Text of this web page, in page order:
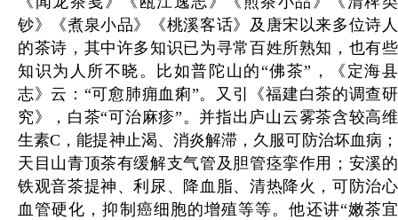
钞》《煮泉小品》《桃溪客话》及唐宋以来多位诗人
的茶诗，其中许多知识已为寻常百姓所熟知，也有些
知识为人所不晓。比如普陀山的“佛茶”，《定海县
志》云：“可愈肺痈血痢”。又引《福建白茶的调查研
究》，白茶“可治麻疹”。并指出庐山云雾茶含较高维
生素C，能提神止渴、消炎解滞，久服可防治坏血病；
天目山青顶茶有缓解支气管及胆管痉挛作用；安溪的
铁观音茶提神、利尿、降血脂、清热降火，可防治心
血管硬化，抑制癌细胞的增殖等等。他还讲“嫩茶宜